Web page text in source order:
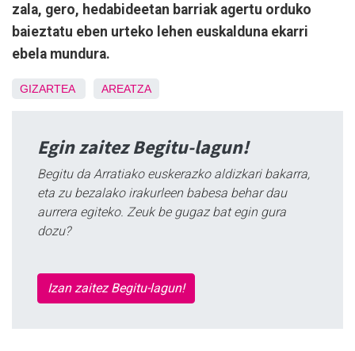
zala, gero, hedabideetan barriak agertu orduko
baieztatu eben urteko lehen euskalduna ekarri
ebela mundura.
GIZARTEA AREATZA
Egin zaitez Begitu-lagun!
Begitu da Arratiako euskerazko aldizkari bakarra,
eta zu bezalako irakurleen babesa behar dau
aurrera egiteko. Zeuk be gugaz bat egin gura
dozu?
Izan zaitez Begitu-lagun!